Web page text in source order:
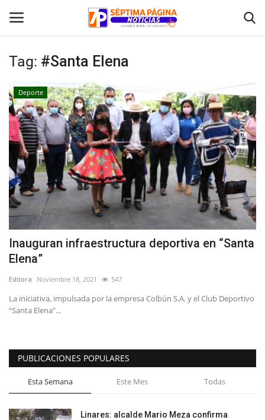
Crónica
Policial
Tribunales
Deporte
Política
Espectáculos
Tag: #Santa Elena
Deporte
Inauguran infraestructura deportiva en “Santa
Elena”
Editora Noviembre 18, 2021 547
La iniciativa, impulsada por la empresa Colbún S.A. y el Club Deportivo
“Santa Elena”...
PUBLICACIONES POPULARES
Esta Semana Este Mes Todas
Linares: alcalde Mario Meza confirma